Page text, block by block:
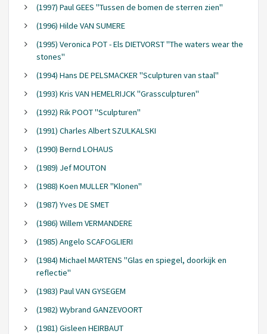
(1997) Paul GEES "Tussen de bomen de sterren zien"
(1996) Hilde VAN SUMERE
(1995) Veronica POT - Els DIETVORST "The waters wear the
stones"
(1994) Hans DE PELSMACKER "Sculpturen van staal"
(1993) Kris VAN HEMELRIJCK "Grassculpturen"
(1992) Rik POOT "Sculpturen"
(1991) Charles Albert SZULKALSKI
(1990) Bernd LOHAUS
(1989) Jef MOUTON
(1988) Koen MULLER "Klonen"
(1987) Yves DE SMET
(1986) Willem VERMANDERE
(1985) Angelo SCAFOGLIERI
(1984) Michael MARTENS "Glas en spiegel, doorkijk en
reflectie"
(1983) Paul VAN GYSEGEM
(1982) Wybrand GANZEVOORT
(1981) Gisleen HEIRBAUT